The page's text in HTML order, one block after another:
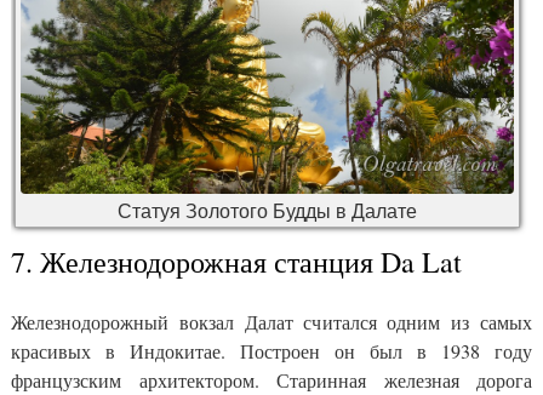
Статуя Золотого Будды в Далате
7. Железнодорожная станция Da Lat
Железнодорожный вокзал Далат считался одним из самых
красивых в Индокитае. Построен он был в 1938 году
французским архитектором. Старинная железная дорога